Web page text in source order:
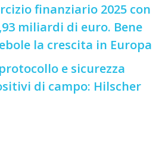
finanziario 2025 con
miliardi di euro. Bene
la crescita in Europa
e sicurezza
di campo: Hilscher